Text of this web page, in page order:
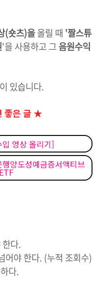
(숏츠)을올릴 때 '짤스튜
'을 사용하고 그음원수익
있습니다.
좋은 글 ★
영상 올리기]
양도성예금증서액티브
한다.
어야 한다. (누적 조회수)
다.